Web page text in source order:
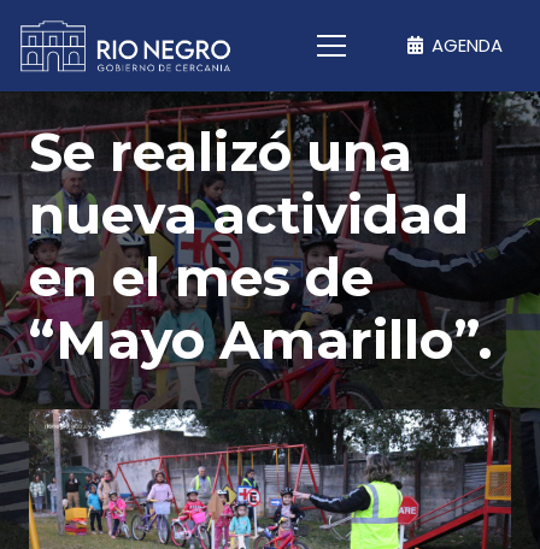
AGENDA
Se realizó una
nueva actividad
en el mes de
“Mayo Amarillo”.